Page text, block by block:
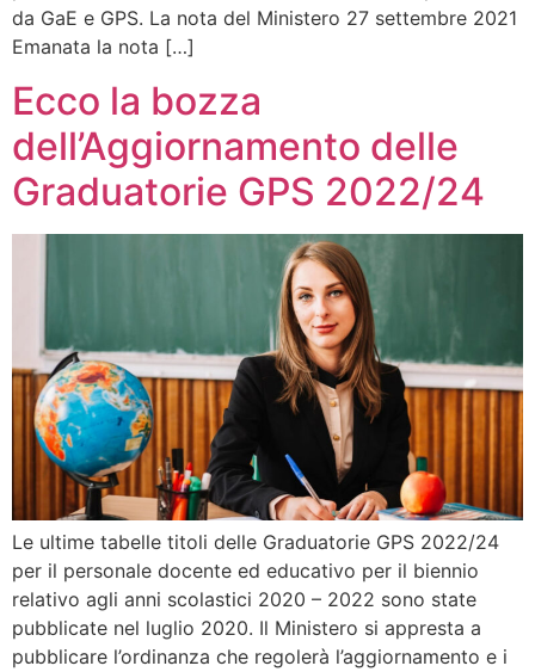
da GaE e GPS. La nota del Ministero 27 settembre 2021
Emanata la nota […]
Ecco la bozza
dell’Aggiornamento delle
Graduatorie GPS 2022/24
Le ultime tabelle titoli delle Graduatorie GPS 2022/24
per il personale docente ed educativo per il biennio
relativo agli anni scolastici 2020 – 2022 sono state
pubblicate nel luglio 2020. Il Ministero si appresta a
pubblicare l’ordinanza che regolerà l’aggiornamento e i